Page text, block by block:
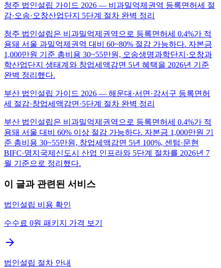
청주 법인설립 가이드 2026 — 비과밀억제권역 등록면허세 절
감·오송·오창산업단지 5단계 절차 완벽 정리
청주 법인설립은 비과밀억제권역으로 등록면허세 0.4%가 적
용돼 서울 과밀억제권역 대비 60~80% 절감 가능하다. 자본금
1,000만원 기준 총비용 30~55만원, 오송생명과학단지·오창과
학산업단지 생태계와 창업세액감면 5년 혜택을 2026년 기준
완벽 정리했다.
부산 법인설립 가이드 2026 — 해운대·서면·강서구 등록면허
세 절감·창업세액감면·5단계 절차 완벽 정리
부산 법인설립은 비과밀억제권역으로 등록면허세 0.4%가 적
용돼 서울 대비 60% 이상 절감 가능하다. 자본금 1,000만원 기
준 총비용 30~55만원, 창업세액감면 5년 100%, 센텀·문현
BIFC·명지국제신도시 산업 인프라와 5단계 절차를 2026년 7
월 기준으로 정리했다.
이 글과 관련된 서비스
법인설립 비용 확인
수수료 0원 패키지 가격 보기
법인설립 절차 안내